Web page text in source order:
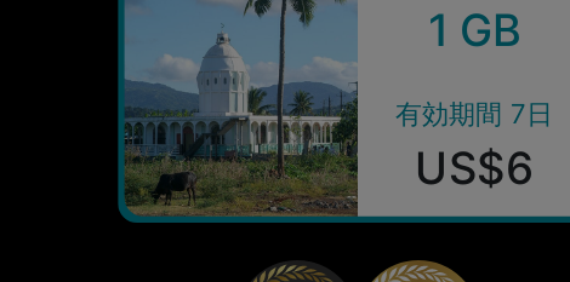
1 GB
有効期間 7日
US$6